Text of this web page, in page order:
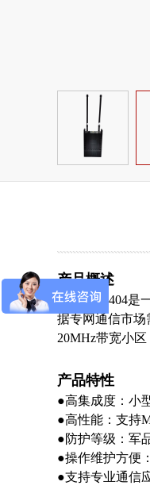
产品概述
ZCXH7404是
据专网通信市
20MHz带宽小区
产品特性
●高集成度：小
●高性能：支持
●防护等级：军
●操作维护方便
●支持专业通信